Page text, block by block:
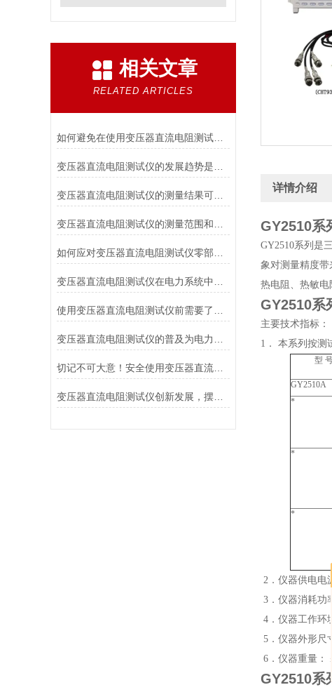
相关文章
RELATED ARTICLES
如何避免在使用变压器直流电阻测试仪时对被测变压器造成损伤？
变压器直流电阻测试仪的测量结果可靠性如何？
切记不可大意！安全使用变压器直流电阻测试仪
变压器直流电阻测试仪创新发展，摆脱传统
详情介绍
GY2510系
GY2510系列是
象对测量精度
热电阻、热敏电
GY2510系
主要技术指标：
1． 本系列按测
型
GY2510A
*
*
*
2．仪器供电电
3．仪器消耗功
4．仪器工作环
5．仪器外形尺
6．仪器重量：
GY2510系